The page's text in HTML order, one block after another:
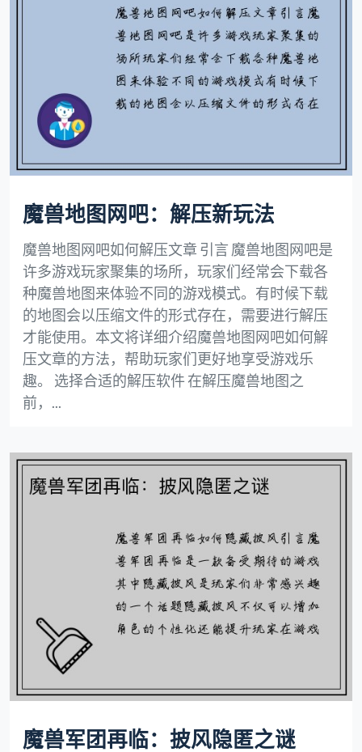
魔兽地图网吧：解压新玩法
魔兽地图网吧如何解压文章 引言 魔兽地图网吧是
许多游戏玩家聚集的场所，玩家们经常会下载各
种魔兽地图来体验不同的游戏模式。有时候下载
的地图会以压缩文件的形式存在，需要进行解压
才能使用。本文将详细介绍魔兽地图网吧如何解
压文章的方法，帮助玩家们更好地享受游戏乐
趣。 选择合适的解压软件 在解压魔兽地图之
前，...
魔兽军团再临：披风隐匿之谜